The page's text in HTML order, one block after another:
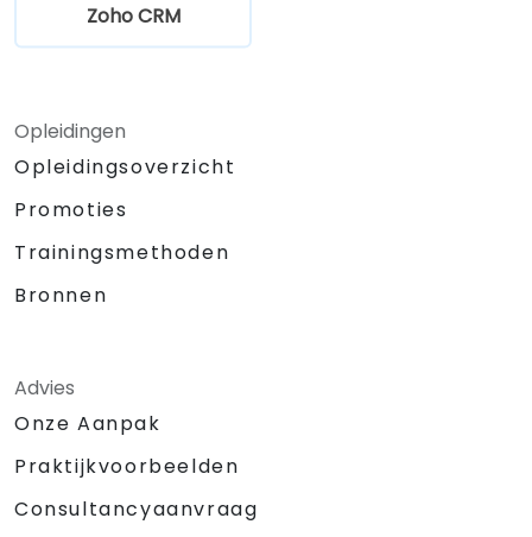
Zoho CRM
Opleidingen
Opleidingsoverzicht
Promoties
Trainingsmethoden
Bronnen
Advies
Onze Aanpak
Praktijkvoorbeelden
Consultancyaanvraag